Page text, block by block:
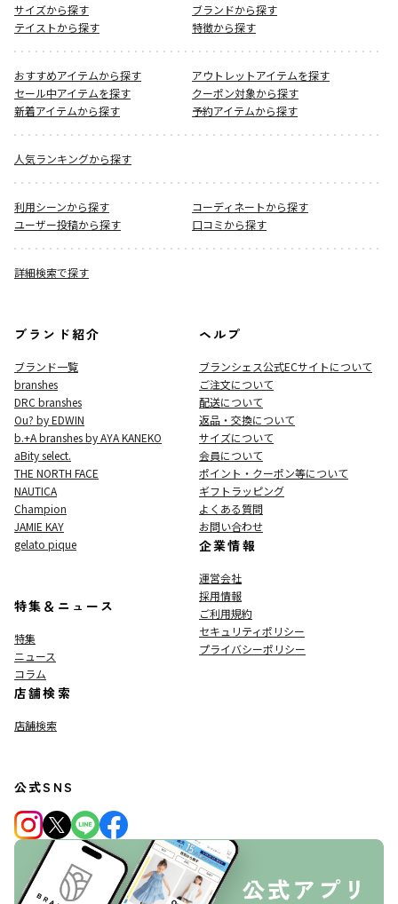
サイズから探す
ブランドから探す
テイストから探す
特徴から探す
おすすめアイテムから探す
アウトレットアイテムを探す
セール中アイテムを探す
クーポン対象から探す
新着アイテムから探す
予約アイテムから探す
人気ランキングから探す
利用シーンから探す
コーディネートから探す
ユーザー投稿から探す
口コミから探す
詳細検索で探す
ブランド紹介
ブランド一覧
branshes
DRC branshes
Ou? by EDWIN
b.+A branshes by AYA KANEKO
aBity select.
THE NORTH FACE
NAUTICA
Champion
JAMIE KAY
gelato pique
特集＆ニュース
特集
ニュース
コラム
店舗検索
店舗検索
ヘルプ
ブランシェス公式ECサイトについて
ご注文について
配送について
返品・交換について
サイズについて
会員について
ポイント・クーポン等について
ギフトラッピング
よくある質問
お問い合わせ
企業情報
運営会社
採用情報
ご利用規約
セキュリティポリシー
プライバシーポリシー
公式SNS